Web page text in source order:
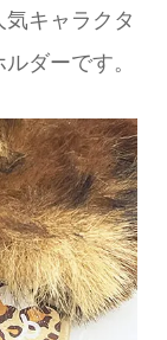
キャラクタ
ダーです。